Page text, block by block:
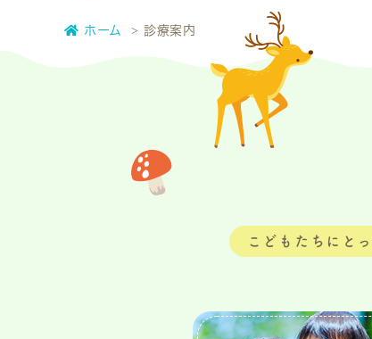
ホーム 診療案内
こどもたちにと